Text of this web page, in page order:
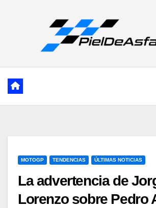
MOTOGP TENDENCIAS ÚLTIMAS NOTICIAS
La advertencia de
Lorenzo sobre Pedro